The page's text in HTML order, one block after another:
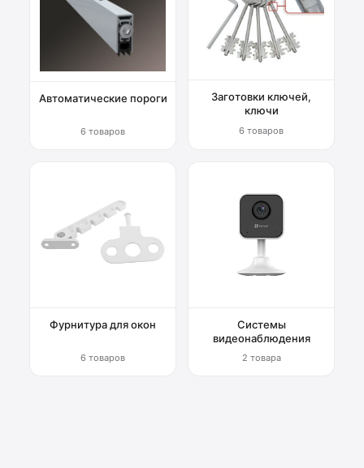
Автоматические пороги
6 товаров
Заготовки ключей,
ключи
6 товаров
Фурнитура для окон
6 товаров
Системы
видеонаблюдения
2 товара